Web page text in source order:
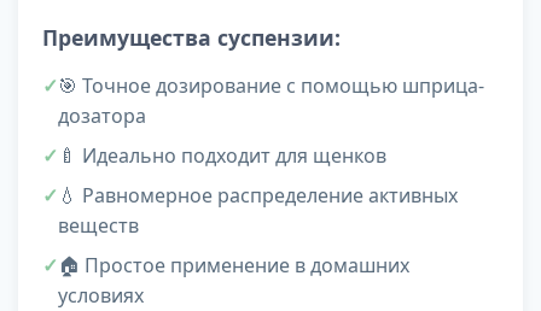
Преимущества суспензии:
🎯 Точное дозирование с помощью шприца-
дозатора
🍼 Идеально подходит для щенков
💧 Равномерное распределение активных
веществ
🏠 Простое применение в домашних
условиях